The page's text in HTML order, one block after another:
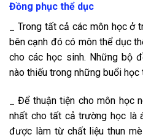
Đồng phục thể dục
_ Trong tất cả các môn học ở
bên cạnh đó có môn thể dục
cho các học sinh. Những bộ
nào thiếu trong những buổi học
_ Để thuận tiện cho môn học
nhất cho tất cả trường học là
được làm từ chất liệu thun